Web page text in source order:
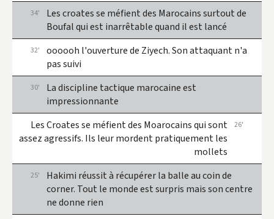
25'
Hakimi réussit à récupérer la balle au coin de
corner. Tout le monde est surpris mais son centre
ne donne rien
26'
Les Croates se méfient des Moarocains qui sont
assez agressifs. Ils leur mordent pratiquement les
mollets
30'
La discipline tactique marocaine est
impressionnante
32'
oooooh l'ouverture de Ziyech. Son attaquant n'a
pas suivi
34'
Les croates se méfient des Marocains surtout de
Boufal qui est inarrêtable quand il est lancé